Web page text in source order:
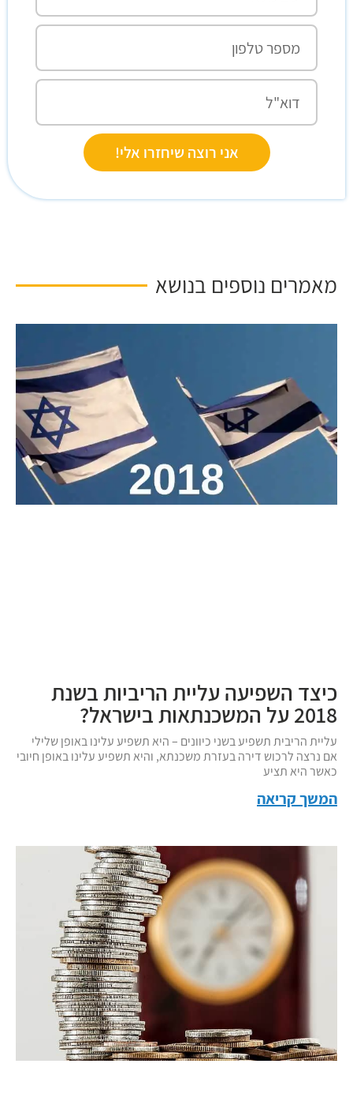
אני רוצה שיחזרו אלי!
מאמרים נוספים בנושא
כיצד השפיעה עליית הריביות בשנת
2018 על המשכנתאות בישראל?
עליית הריבית תשפיע בשני כיוונים – היא תשפיע עלינו באופן שלילי
אם נרצה לרכוש דירה בעזרת משכנתא, והיא תשפיע עלינו באופן חיובי
כאשר היא תציע
המשך קריאה